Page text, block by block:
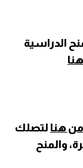
الدراسية
من هنا لتصلك
والمنح